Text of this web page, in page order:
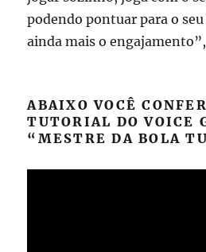
podendo pontuar para o
ainda mais o
ABAIXO VOCÊ
TUTORIAL DO VOICE
“MESTRE DA BOLA